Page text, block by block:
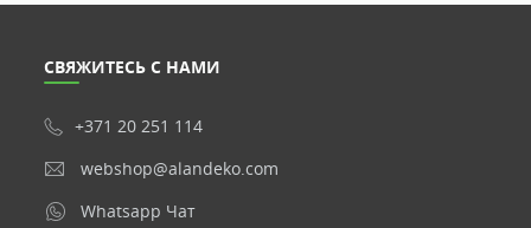
СВЯЖИТЕСЬ С НАМИ
+371 20 251 114
webshop@alandeko.com
Whatsapp Чат